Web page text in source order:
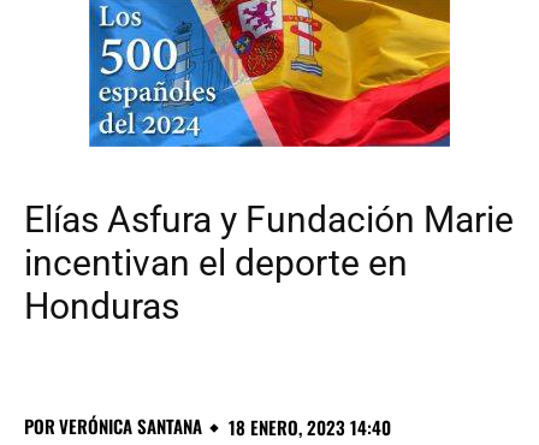
Elías Asfura y Fundación Marie
incentivan el deporte en
Honduras
PORVERÓNICA SANTANA 18 ENERO, 2023 14:40